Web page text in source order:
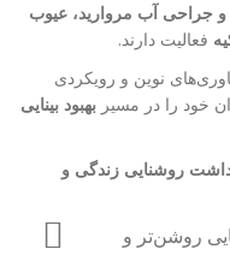
و جراحی آب مروارید، عیوب
فعالیت دارند.
نوین و رویکردی
خود را در مسیر بهبود بینایی
روشنایی زندگی و
روشن‌تر و